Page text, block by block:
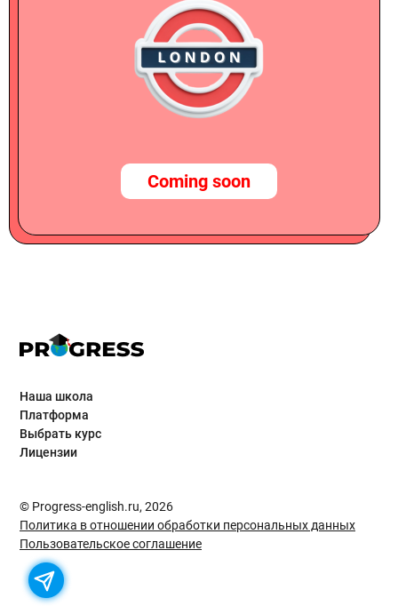
Coming soon
Наша школа
Платформа
Выбрать курс
Лицензии
© Progress-english.ru, 2026
Политика в отношении обработки персональных данных
Пользовательское соглашение